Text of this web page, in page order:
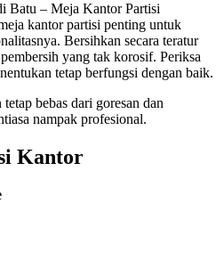
Batu – Meja Kantor Partisi
kantor partisi penting untuk
Bersihkan secara teratur
yang tak korosif. Periksa
tetap berfungsi dengan baik.
bebas dari goresan dan
nampak profesional.
Kantor